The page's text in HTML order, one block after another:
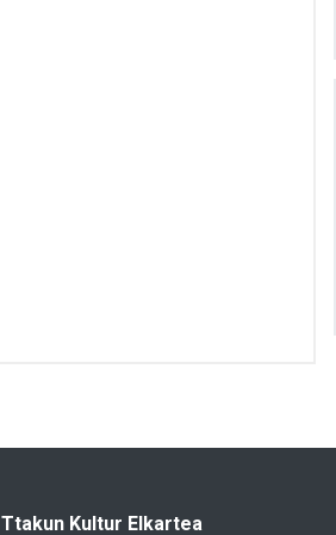
Ttakun Kultur Elkartea